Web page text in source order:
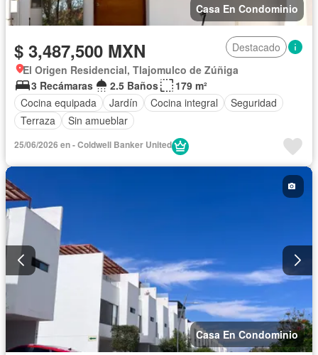
Casa En Condominio
$ 3,487,500 MXN
Destacado
El Origen Residencial, Tlajomulco de Zúñiga
3 Recámaras
2.5 Baños
179 m²
Cocina equipada
Jardín Cocina integral
Seguridad
Terraza
Sin amueblar
25/06/2026 en - Coldwell Banker United
Casa En Condominio